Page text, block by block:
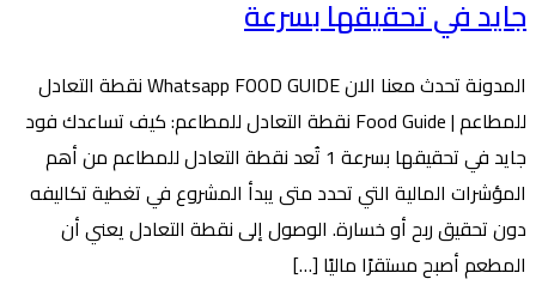
جايد في تحقيقها بسرعة
المدونة تحدث معنا الان Whatsapp FOOD GUIDE نقطة التعادل
للمطاعم | Food Guide نقطة التعادل للمطاعم: كيف تساعدك فود
جايد في تحقيقها بسرعة 1 تُعد نقطة التعادل للمطاعم من أهم
المؤشرات المالية التي تحدد متى يبدأ المشروع في تغطية تكاليفه
دون تحقيق ربح أو خسارة. الوصول إلى نقطة التعادل يعني أن
المطعم أصبح مستقرًا ماليًا […]